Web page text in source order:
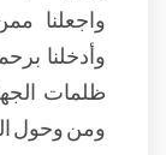
واجعلنا
وأدخلنا
ظلمات
ومن وحول